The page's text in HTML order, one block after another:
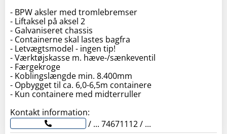
- BPW aksler med tromlebremser
- Liftaksel på aksel 2
- Galvaniseret chassis
- Containerne skal lastes bagfra
- Letvægtsmodel - ingen tip!
- Værktøjskasse m. hæve-/sænkeventil
- Færgekroge
- Koblingslængde min. 8.400mm
- Opbygget til ca. 6,0-6,5m containere
- Kun containere med midterruller
/ ... 74671112 / ...